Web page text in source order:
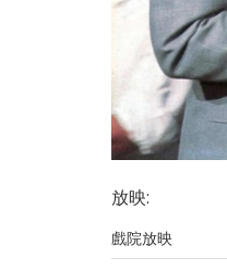
放映:
戲院放映